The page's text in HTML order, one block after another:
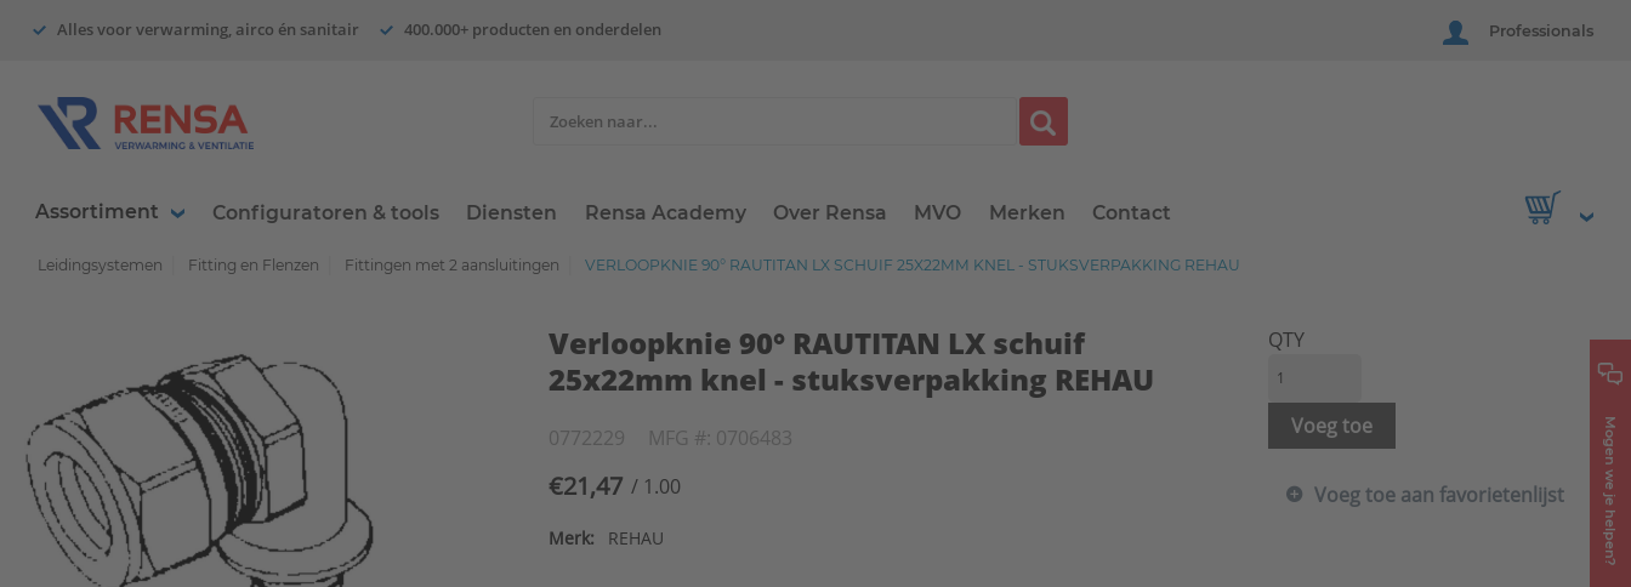
Alles voor verwarming, airco én sanitair 400.000+ producten en onderdelen Professionals
Assortiment Configuratoren & tools Diensten Rensa Academy Over Rensa MVO Merken Contact
Mogen we je helpen?
Leidingsystemen Fitting en Flenzen Fittingen met 2 aansluitingen VERLOOPKNIE 90° RAUTITAN LX SCHUIF 25X22MM KNEL - STUKSVERPAKKING REHAU
Verloopknie 90° RAUTITAN LX schuif
25x22mm knel - stuksverpakking REHAU
0772229 MFG #: 0706483
€21,47 / 1.00
Merk: REHAU
QTY
Voeg toe
Voeg toe aan favorietenlijst